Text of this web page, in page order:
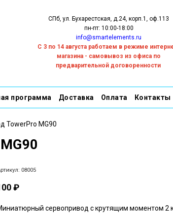
СПб, ул. Бухарестская, д.24, корп.1, оф.113
пн-пт: 10:00-18:00
info@smartelements.ru
С 3 по 14 августа работаем в режиме
магазина - самовывоз из офиса по
предварительной договоренности
программа Доставка Оплата Контакты
TowerPro MG90
08005
₽
сервопривод с крутящим моментом 2